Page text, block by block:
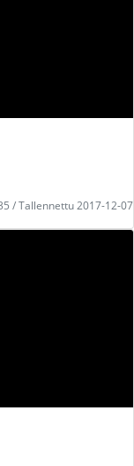
/ Tallennettu 2017-12-07